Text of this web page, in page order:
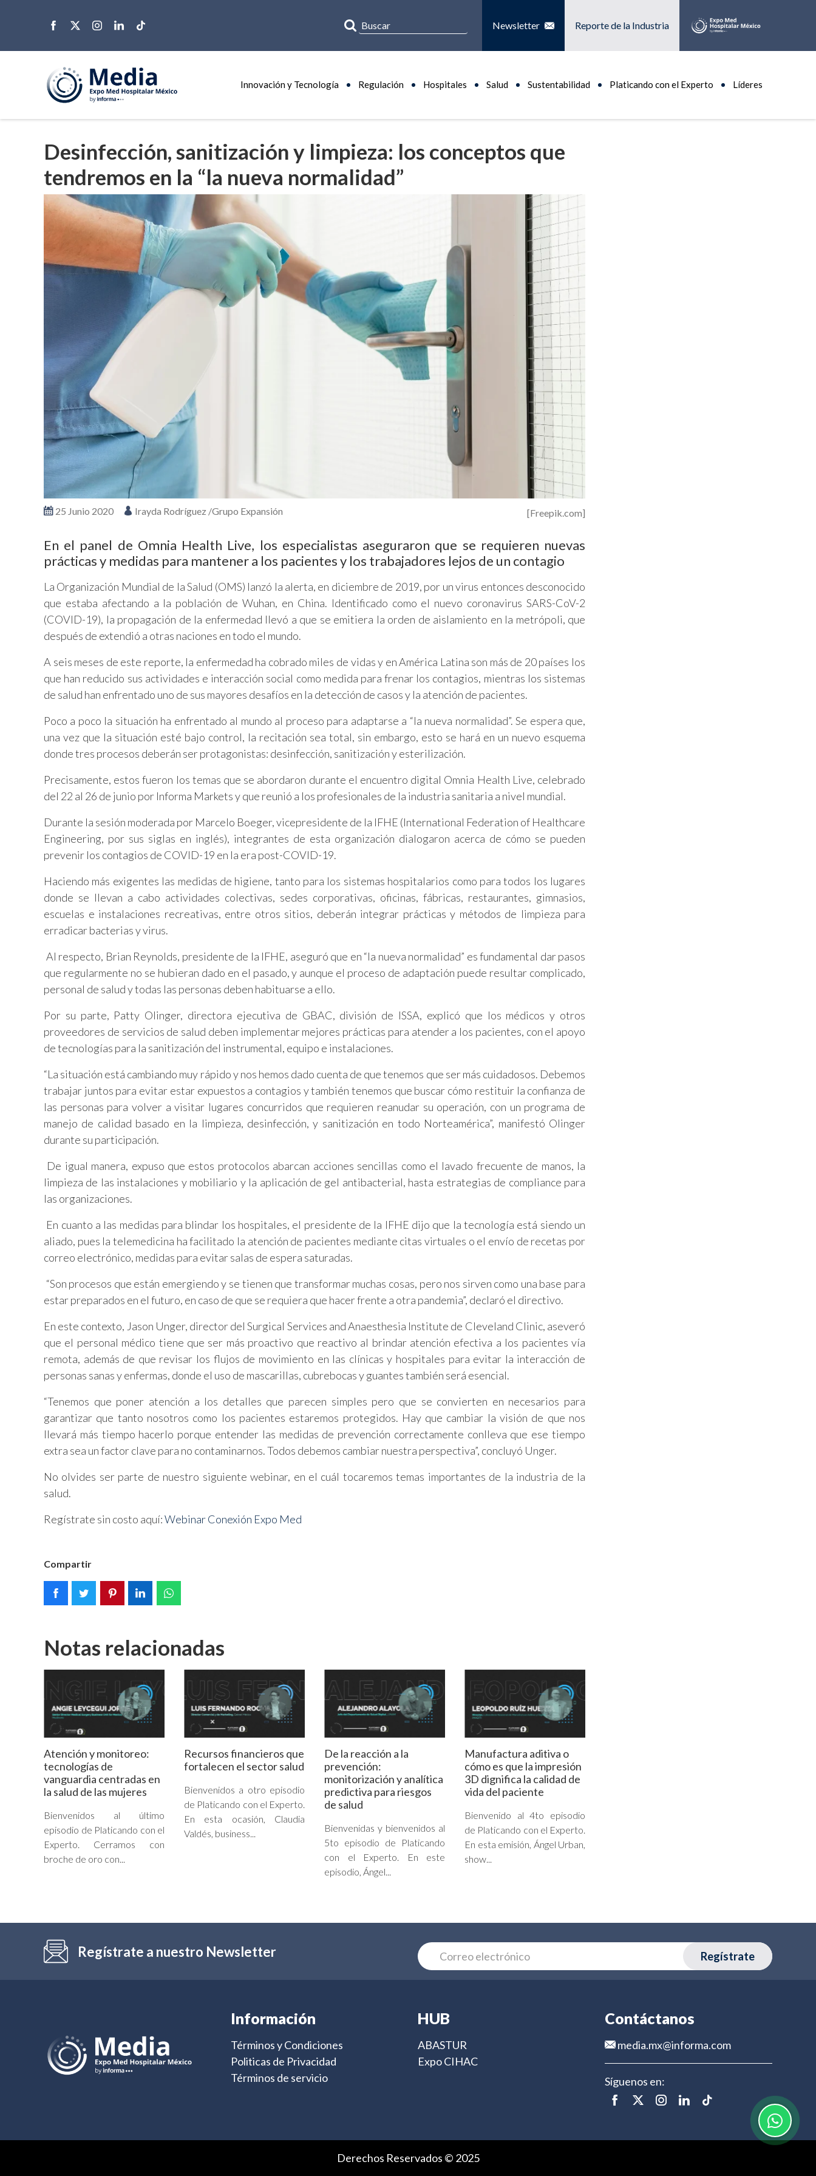
Newsletter Reporte de la Industria
Innovación y Tecnología Regulación Hospitales Salud Sustentabilidad Platicando con el Experto Líderes
Desinfección, sanitización y limpieza: los conceptos que
tendremos en la “la nueva normalidad”
25 Junio 2020 Irayda Rodríguez /Grupo Expansión [Freepik.com]
En el panel de Omnia Health Live, los especialistas aseguraron que se requieren nuevas
prácticas y medidas para mantener a los pacientes y los trabajadores lejos de un contagio
La Organización Mundial de la Salud (OMS) lanzó la alerta, en diciembre de 2019, por un virus entonces desconocido
que estaba afectando a la población de Wuhan, en China. Identificado como el nuevo coronavirus SARS-CoV-2
(COVID-19), la propagación de la enfermedad llevó a que se emitiera la orden de aislamiento en la metrópoli, que
después de extendió a otras naciones en todo el mundo.
A seis meses de este reporte, la enfermedad ha cobrado miles de vidas y en América Latina son más de 20 países los
que han reducido sus actividades e interacción social como medida para frenar los contagios, mientras los sistemas
de salud han enfrentado uno de sus mayores desafíos en la detección de casos y la atención de pacientes.
Poco a poco la situación ha enfrentado al mundo al proceso para adaptarse a “la nueva normalidad”. Se espera que,
una vez que la situación esté bajo control, la recitación sea total, sin embargo, esto se hará en un nuevo esquema
donde tres procesos deberán ser protagonistas: desinfección, sanitización y esterilización.
Precisamente, estos fueron los temas que se abordaron durante el encuentro digital Omnia Health Live, celebrado
del 22 al 26 de junio por Informa Markets y que reunió a los profesionales de la industria sanitaria a nivel mundial.
Durante la sesión moderada por Marcelo Boeger, vicepresidente de la IFHE (International Federation of Healthcare
Engineering, por sus siglas en inglés), integrantes de esta organización dialogaron acerca de cómo se pueden
prevenir los contagios de COVID-19 en la era post-COVID-19.
Haciendo más exigentes las medidas de higiene, tanto para los sistemas hospitalarios como para todos los lugares
donde se llevan a cabo actividades colectivas, sedes corporativas, oficinas, fábricas, restaurantes, gimnasios,
escuelas e instalaciones recreativas, entre otros sitios, deberán integrar prácticas y métodos de limpieza para
erradicar bacterias y virus.
Al respecto, Brian Reynolds, presidente de la IFHE, aseguró que en “la nueva normalidad” es fundamental dar pasos
que regularmente no se hubieran dado en el pasado, y aunque el proceso de adaptación puede resultar complicado,
personal de salud y todas las personas deben habituarse a ello.
Por su parte, Patty Olinger, directora ejecutiva de GBAC, división de ISSA, explicó que los médicos y otros
proveedores de servicios de salud deben implementar mejores prácticas para atender a los pacientes, con el apoyo
de tecnologías para la sanitización del instrumental, equipo e instalaciones.
“La situación está cambiando muy rápido y nos hemos dado cuenta de que tenemos que ser más cuidadosos. Debemos
trabajar juntos para evitar estar expuestos a contagios y también tenemos que buscar cómo restituir la confianza de
las personas para volver a visitar lugares concurridos que requieren reanudar su operación, con un programa de
manejo de calidad basado en la limpieza, desinfección, y sanitización en todo Norteamérica”, manifestó Olinger
durante su participación.
De igual manera, expuso que estos protocolos abarcan acciones sencillas como el lavado frecuente de manos, la
limpieza de las instalaciones y mobiliario y la aplicación de gel antibacterial, hasta estrategias de compliance para
las organizaciones.
En cuanto a las medidas para blindar los hospitales, el presidente de la IFHE dijo que la tecnología está siendo un
aliado, pues la telemedicina ha facilitado la atención de pacientes mediante citas virtuales o el envío de recetas por
correo electrónico, medidas para evitar salas de espera saturadas.
“Son procesos que están emergiendo y se tienen que transformar muchas cosas, pero nos sirven como una base para
estar preparados en el futuro, en caso de que se requiera que hacer frente a otra pandemia”, declaró el directivo.
En este contexto, Jason Unger, director del Surgical Services and Anaesthesia Institute de Cleveland Clinic, aseveró
que el personal médico tiene que ser más proactivo que reactivo al brindar atención efectiva a los pacientes vía
remota, además de que revisar los flujos de movimiento en las clínicas y hospitales para evitar la interacción de
personas sanas y enfermas, donde el uso de mascarillas, cubrebocas y guantes también será esencial.
“Tenemos que poner atención a los detalles que parecen simples pero que se convierten en necesarios para
garantizar que tanto nosotros como los pacientes estaremos protegidos. Hay que cambiar la visión de que nos
llevará más tiempo hacerlo porque entender las medidas de prevención correctamente conlleva que ese tiempo
extra sea un factor clave para no contaminarnos. Todos debemos cambiar nuestra perspectiva”, concluyó Unger.
No olvides ser parte de nuestro siguiente webinar, en el cuál tocaremos temas importantes de la industria de la
salud.
Regístrate sin costo aquí:Webinar Conexión Expo Med
Compartir
Notas relacionadas
Atención y monitoreo:
tecnologías de
vanguardia centradas en
la salud de las mujeres
Bienvenidos al último
episodio de Platicando con el
Experto. Cerramos con
broche de oro con...
Recursos financieros que
fortalecen el sector salud
Bienvenidos a otro episodio
de Platicando con el Experto.
En esta ocasión, Claudia
Valdés, business...
De la reacción a la
prevención:
monitorización y analítica
predictiva para riesgos
de salud
Bienvenidas y bienvenidos al
5to episodio de Platicando
con el Experto. En este
episodio, Ángel...
Manufactura aditiva o
cómo es que la impresión
3D dignifica la calidad de
vida del paciente
Bienvenido al 4to episodio
de Platicando con el Experto.
En esta emisión, Ángel Urban,
show...
Regístrate a nuestro Newsletter Regístrate
Información
Términos y Condiciones
Politicas de Privacidad
Términos de servicio
HUB
ABASTUR
Expo CIHAC
Contáctanos
media.mx@informa.com
Síguenos en:
Derechos Reservados © 2025